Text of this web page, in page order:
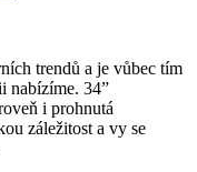
trendů a je vůbec tím
nabízíme. 34”
i prohnutá
záležitost a vy se